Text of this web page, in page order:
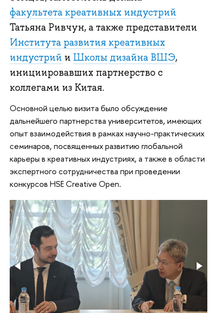
факультета креативных индустрий
Татьяна Ривчун, а также представители
Института развития креативных
индустрий и Школы дизайна ВШЭ,
инициировавших партнерство с
коллегами из Китая.
Основной целью визита было обсуждение
дальнейшего партнерства университетов, имеющих
опыт взаимодействия в рамках научно-практических
семинаров, посвященных развитию глобальной
карьеры в креативных индустриях, а также в области
экспертного сотрудничества при проведении
конкурсов HSE Creative Open.